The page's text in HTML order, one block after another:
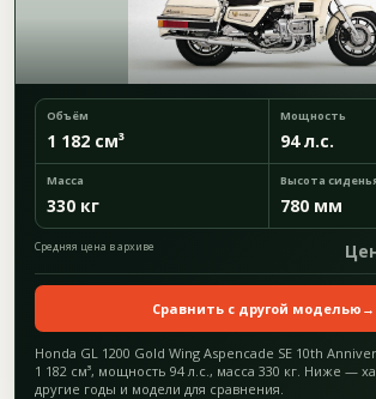
Объём
1 182 см³
Мощность
94 л.с.
Масса
330 кг
Высота
780 мм
Средняя цена в архиве
Сравнить с другой моделью →
Honda GL 1200 Gold Wing Aspencade SE 10th
1 182 см³, мощность 94 л.с., масса 330 кг. Ниже —
другие годы и модели для сравнения.